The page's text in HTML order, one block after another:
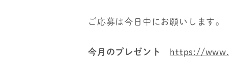
ご応募は今日中にお願いします。
今月のプレゼント https://